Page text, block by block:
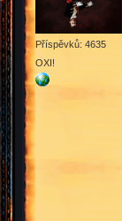
Příspěvků: 4635
OXI!